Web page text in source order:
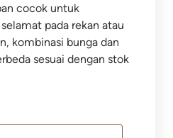
cocok untuk
pada rekan atau
kombinasi bunga dan
sesuai dengan stok